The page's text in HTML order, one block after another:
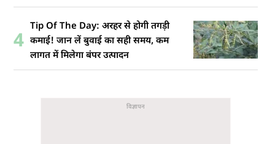
4
Tip Of The Day: अरहर से होगी तगड़ी
कमाई! जान लें बुवाई का सही समय, कम
लागत में मिलेगा बंपर उत्पादन